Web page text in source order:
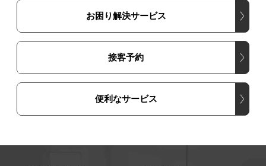
お困り解決サービス
接客予約
便利なサービス